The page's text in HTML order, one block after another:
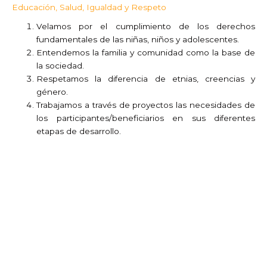
Educación, Salud, Igualdad y Respeto
Velamos por el cumplimiento de los derechos
fundamentales de las niñas, niños y adolescentes.
Entendemos la familia y comunidad como la base de
la sociedad.
Respetamos la diferencia de etnias, creencias y
género.
Trabajamos a través de proyectos las necesidades de
los participantes/beneficiarios en sus diferentes
etapas de desarrollo.